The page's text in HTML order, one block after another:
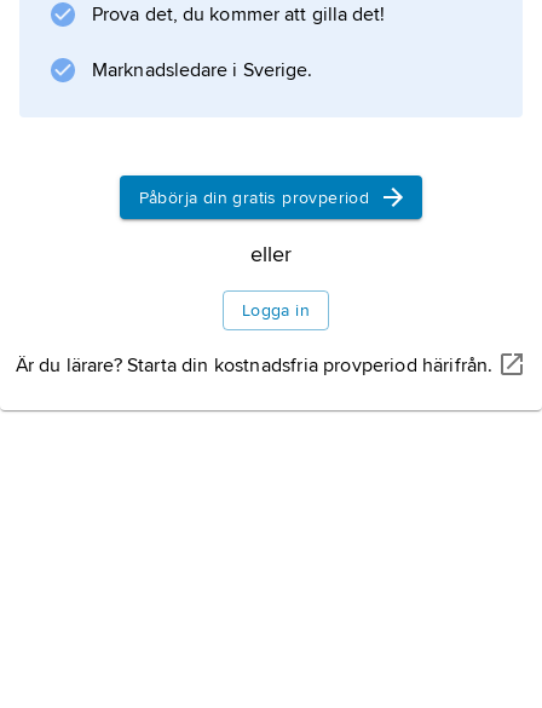
dagens långa och bleka grisar.
Kött
Information om artikeln
Prova det, du kommer att gilla det!
Marknadsledare i Sverige.
Påbörja din gratis provperiod
eller
Logga in
Är du lärare? Starta din kostnadsfria provperiod härifrån.